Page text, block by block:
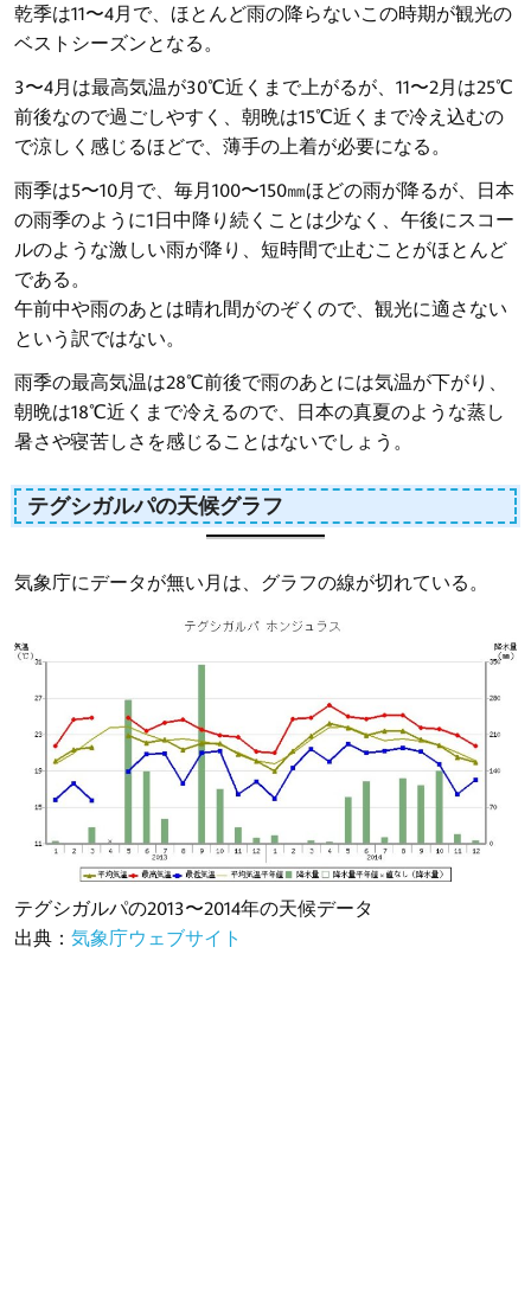
乾季は11〜4月で、ほとんど雨の降らないこの時期が観光の
ベストシーズンとなる。
3〜4月は最高気温が30℃近くまで上がるが、11〜2月は25℃
前後なので過ごしやすく、朝晩は15℃近くまで冷え込むの
で涼しく感じるほどで、薄手の上着が必要になる。
雨季は5〜10月で、毎月100〜150㎜ほどの雨が降るが、日本
の雨季のように1日中降り続くことは少なく、午後にスコー
ルのような激しい雨が降り、短時間で止むことがほとんど
である。
午前中や雨のあとは晴れ間がのぞくので、観光に適さない
という訳ではない。
雨季の最高気温は28℃前後で雨のあとには気温が下がり、
朝晩は18℃近くまで冷えるので、日本の真夏のような蒸し
暑さや寝苦しさを感じることはないでしょう。
テグシガルパの天候グラフ
気象庁にデータが無い月は、グラフの線が切れている。
テグシガルパの2013〜2014年の天候データ
出典： 気象庁ウェブサイト